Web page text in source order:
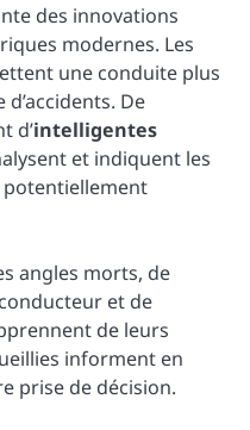
des innovations
modernes. Les
une conduite plus
De
d’intelligentes
et indiquent les
angles morts, de
et de
de leurs
informent en
prise de décision.